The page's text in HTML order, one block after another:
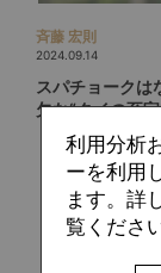
斉藤 宏則
2024.09.14
スパチョークは
欠な“タイの至
利用分析
ーを利用
ます。詳
覧くださ